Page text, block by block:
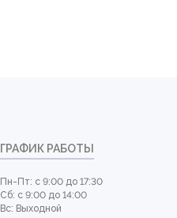
ГРАФИК РАБОТЫ
Пн-Пт: с 9:00 до 17:30
Сб: с 9:00 до 14:00
Вс: Выходной